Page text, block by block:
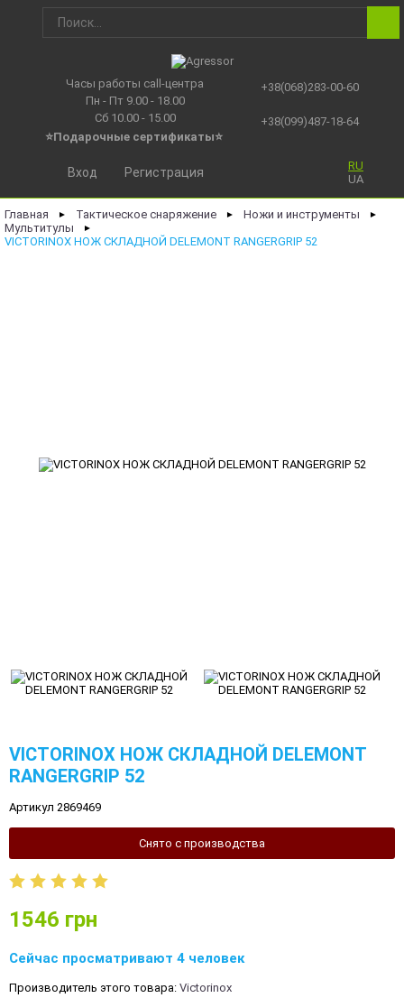
Часы работы call-центра
Пн - Пт 9.00 - 18.00
Сб 10.00 - 15.00
⭐Подарочные сертификаты⭐
+38(068)283-00-60
+38(099)487-18-64
RU
UA
Вход Регистрация
Главная ► Тактическое снаряжение ► Ножи и инструменты ►
Мультитулы ►
VICTORINOX НОЖ СКЛАДНОЙ DELEMONT RANGERGRIP 52
VICTORINOX НОЖ СКЛАДНОЙ DELEMONT
RANGERGRIP 52
Артикул 2869469
Снято с производства
1546 грн
Сейчас просматривают 4 человек
Производитель этого товара: Victorinox